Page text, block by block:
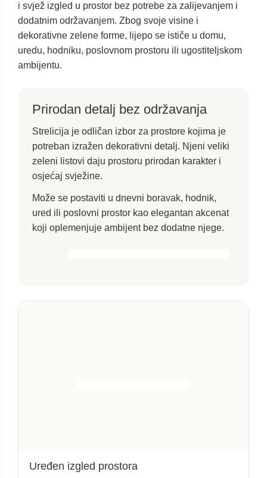
i svjež izgled u prostor bez potrebe za zalijevanjem i
dodatnim održavanjem. Zbog svoje visine i
dekorativne zelene forme, lijepo se ističe u domu,
uredu, hodniku, poslovnom prostoru ili ugostiteljskom
ambijentu.
Prirodan detalj bez održavanja
Strelicija je odličan izbor za prostore kojima je
potreban izražen dekorativni detalj. Njeni veliki
zeleni listovi daju prostoru prirodan karakter i
osjećaj svježine.
Može se postaviti u dnevni boravak, hodnik,
ured ili poslovni prostor kao elegantan akcenat
koji oplemenjuje ambijent bez dodatne njege.
Uređen izgled prostora